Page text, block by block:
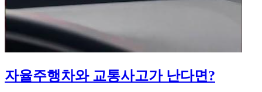
자율주행차와 교통사고가 난다면?